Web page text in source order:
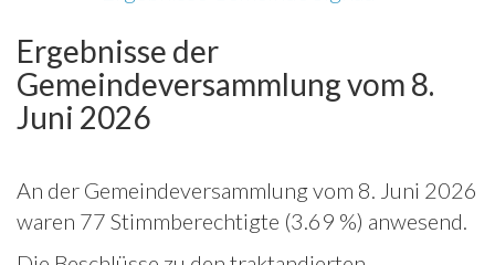
Ergebnisse der
Gemeindeversammlung vom 8.
Juni 2026
An der Gemeindeversammlung vom 8. Juni 2026
waren 77 Stimmberechtigte (3.69 %) anwesend.